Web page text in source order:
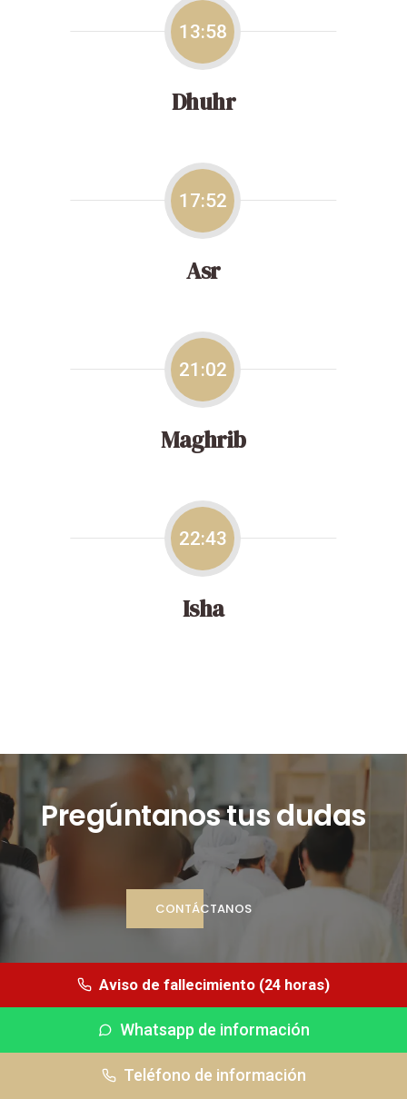
Aviso de fallecimiento (24 horas)
Whatsapp de información
Teléfono de información
13:58
Dhuhr
17:52
Asr
21:02
Maghrib
22:43
Isha
Pregúntanos tus dudas
CONTÁCTANOS
OFICINAS
Whatsapp (24 horas)
Tfno información
Tfno urgencias